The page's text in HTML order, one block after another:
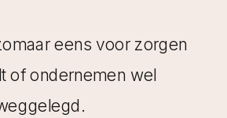
eens voor zorgen
of ondernemen wel